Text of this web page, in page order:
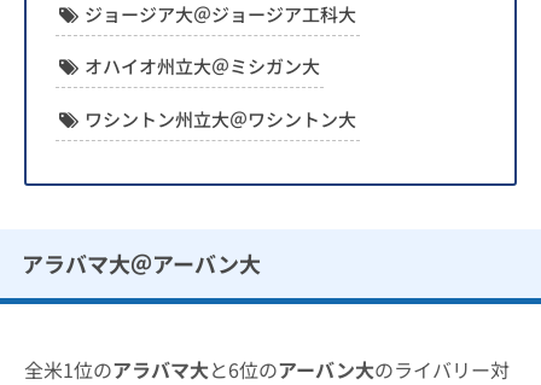
ジョージア大＠ジョージア工科大
オハイオ州立大＠ミシガン大
ワシントン州立大＠ワシントン大
アラバマ大＠アーバン大
全米1位のアラバマ大と6位のアーバン大のライバリー対